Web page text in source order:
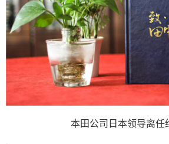
本田公司日本领导离任